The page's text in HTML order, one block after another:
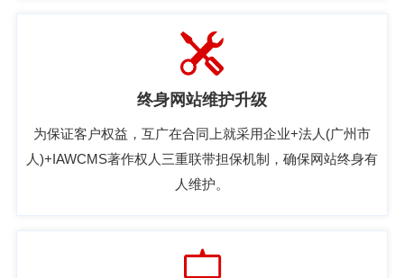
终身网站维护升级
为保证客户权益，互广在合同上就采用企业+法人(广州市
人)+IAWCMS著作权人三重联带担保机制，确保网站终身有
人维护。